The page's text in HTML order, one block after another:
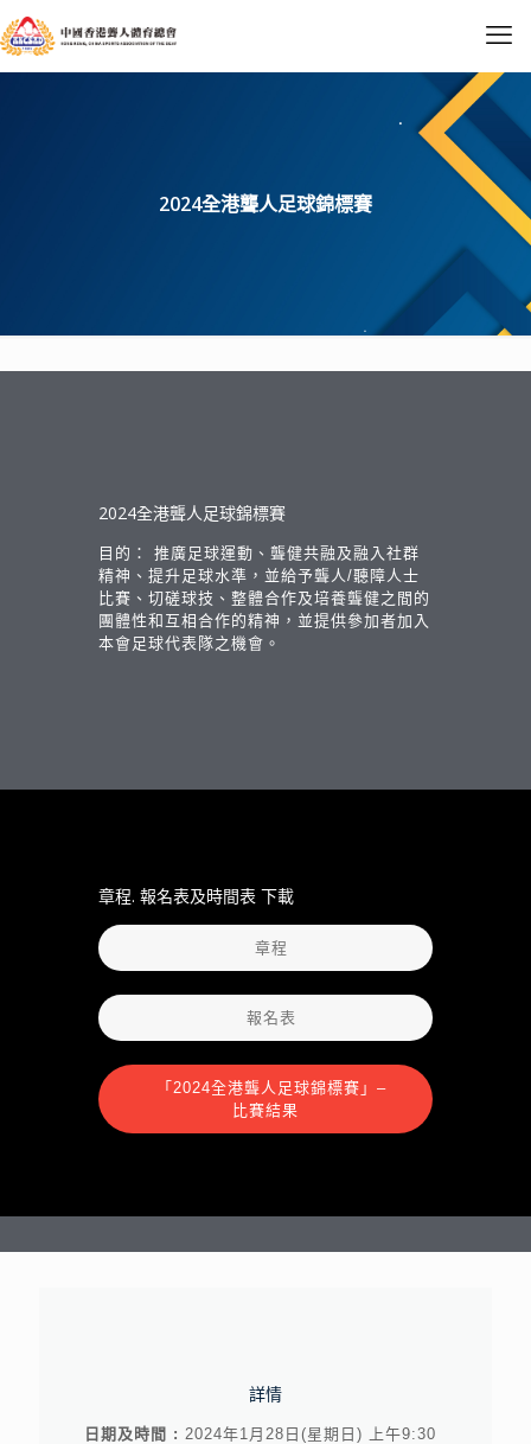
2024全港聾人足球錦標賽
2024全港聾人足球錦標賽
目的： 推廣足球運動、聾健共融及融入社群
精神、提升足球水準，並給予聾人/聽障人士
比賽、切磋球技、整體合作及培養聾健之間的
團體性和互相合作的精神，並提供參加者加入
本會足球代表隊之機會。
章程. 報名表及時間表 下載
章程
報名表
「2024全港聾人足球錦標賽」–
比賽結果
詳情
日期及時間 : 2024年1月28日(星期日) 上午9:30